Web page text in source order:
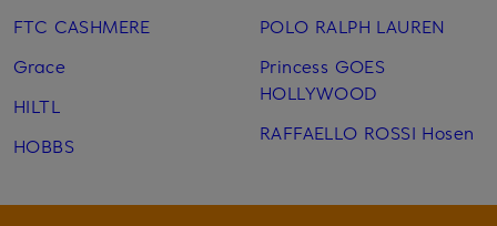
FTC CASHMERE
Grace
HILTL
HOBBS
POLO RALPH LAUREN
Princess GOES
HOLLYWOOD
RAFFAELLO ROSSI Hosen